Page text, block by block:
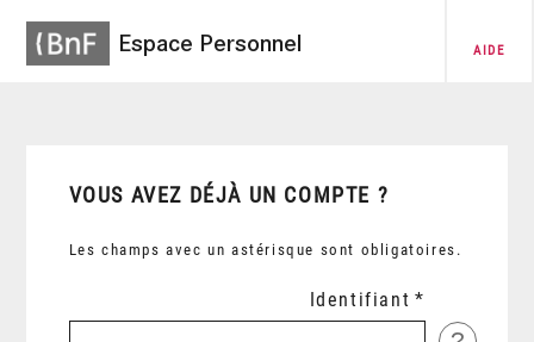
Espace Personnel AIDE
VOUS AVEZ DÉJÀ UN COMPTE ?
Les champs avec un astérisque sont obligatoires.
Identifiant